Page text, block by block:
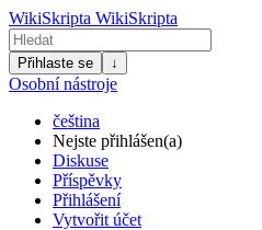
WikiSkripta WikiSkripta
Přihlaste se ↓
Osobní nástroje
čeština
Nejste přihlášen(a)
Diskuse
Příspěvky
Přihlášení
Vytvořit účet